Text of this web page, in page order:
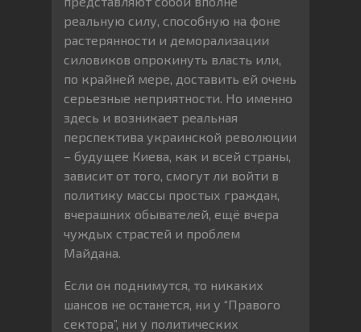
реальную силу, способную на фоне
растерянности и деморализации
силовиков опрокинуть власть или,
по крайней мере, доставить ей очень
серьезные неприятности. Но именно
здесь и возникает реальная
перспектива украинской революции
– будущее Киева, как и всей страны,
зависит от того, смогут ли войти в
политику массы простых граждан,
вчерашних обывателей, ещё вчера
чуждых страстей и проблем
Майдана.
Если он поднимутся, то никаких
шансов не останется, ни у “Правого
сектора”, ни у политических